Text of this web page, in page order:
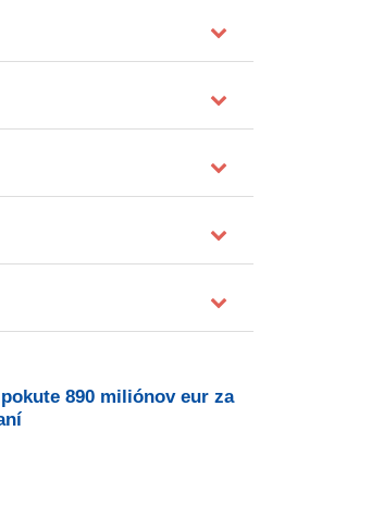
890 miliónov eur za